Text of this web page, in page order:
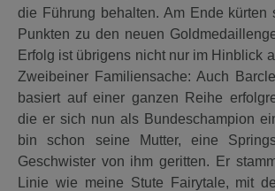
die Führung behalten. Am Ende kürten
Punkten zu den neuen
Erfolg ist übrigens nicht nur im Hinblick
Zweibeiner Familiensache: Auch
basiert auf einer ganzen Reihe
die er sich nun als Bundeschampion
bin schon seine Mutter, eine
Geschwister von ihm geritten. Er
Linie wie meine Stute Fairytale, mit